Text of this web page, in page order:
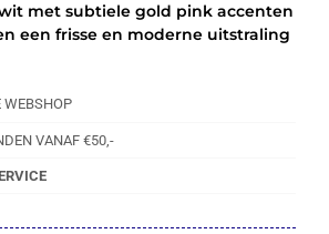
met subtiele gold pink accenten
een frisse en moderne uitstraling
WEBSHOP
VANAF €50,-